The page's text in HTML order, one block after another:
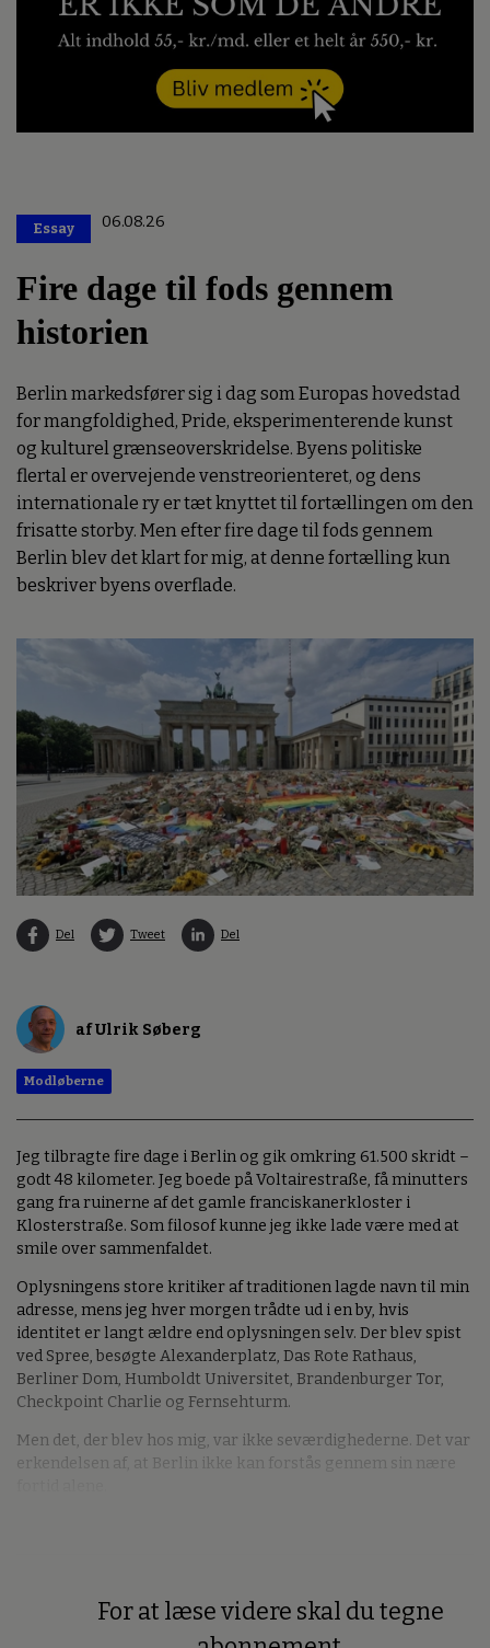
Essay 06.08.26
Fire dage til fods gennem
historien
Berlin markedsfører sig i dag som Europas hovedstad
for mangfoldighed, Pride, eksperimenterende kunst
og kulturel grænseoverskridelse. Byens politiske
flertal er overvejende venstreorienteret, og dens
internationale ry er tæt knyttet til fortællingen om den
frisatte storby. Men efter fire dage til fods gennem
Berlin blev det klart for mig, at denne fortælling kun
beskriver byens overflade.
Del Tweet Del
af Ulrik Søberg
Modløberne
Jeg tilbragte fire dage i Berlin og gik omkring 61.500 skridt –
godt 48 kilometer. Jeg boede på Voltairestraße, få minutters
gang fra ruinerne af det gamle franciskanerkloster i
Klosterstraße. Som filosof kunne jeg ikke lade være med at
smile over sammenfaldet.
Oplysningens store kritiker af traditionen lagde navn til min
adresse, mens jeg hver morgen trådte ud i en by, hvis
identitet er langt ældre end oplysningen selv. Der blev spist
ved Spree, besøgte Alexanderplatz, Das Rote Rathaus,
Berliner Dom, Humboldt Universitet, Brandenburger Tor,
Checkpoint Charlie og Fernsehturm.
Men det, der blev hos mig, var ikke seværdighederne. Det var
erkendelsen af, at Berlin ikke kan forstås gennem sin nære
For at læse videre skal du tegne